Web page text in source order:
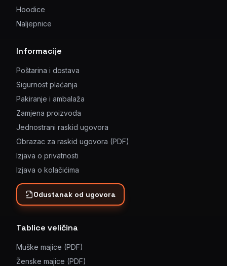
Hoodice
Naljepnice
Informacije
Poštarina i dostava
Sigurnost plaćanja
Pakiranje i ambalaža
Zamjena proizvoda
Jednostrani raskid ugovora
Obrazac za raskid ugovora (PDF)
Izjava o privatnosti
Izjava o kolačićima
Odustanak od ugovora
Tablice veličina
Muške majice (PDF)
Ženske majice (PDF)